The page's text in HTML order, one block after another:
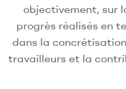
objectivement, sur
progrès réalisés en
dans la
travailleurs et la